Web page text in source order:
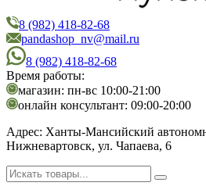
PandaShop
Интернет-магазин косметики
8 (982) 418-82-68
pandashop_nv@mail.ru
8 (982) 418-82-68
Время работы:
магазин: пн-вс 10:00-21:00
онлайн консультант: 09:00-20:00
Адрес: Ханты-Мансийский
Нижневартовск, ул. Чапаева, 6